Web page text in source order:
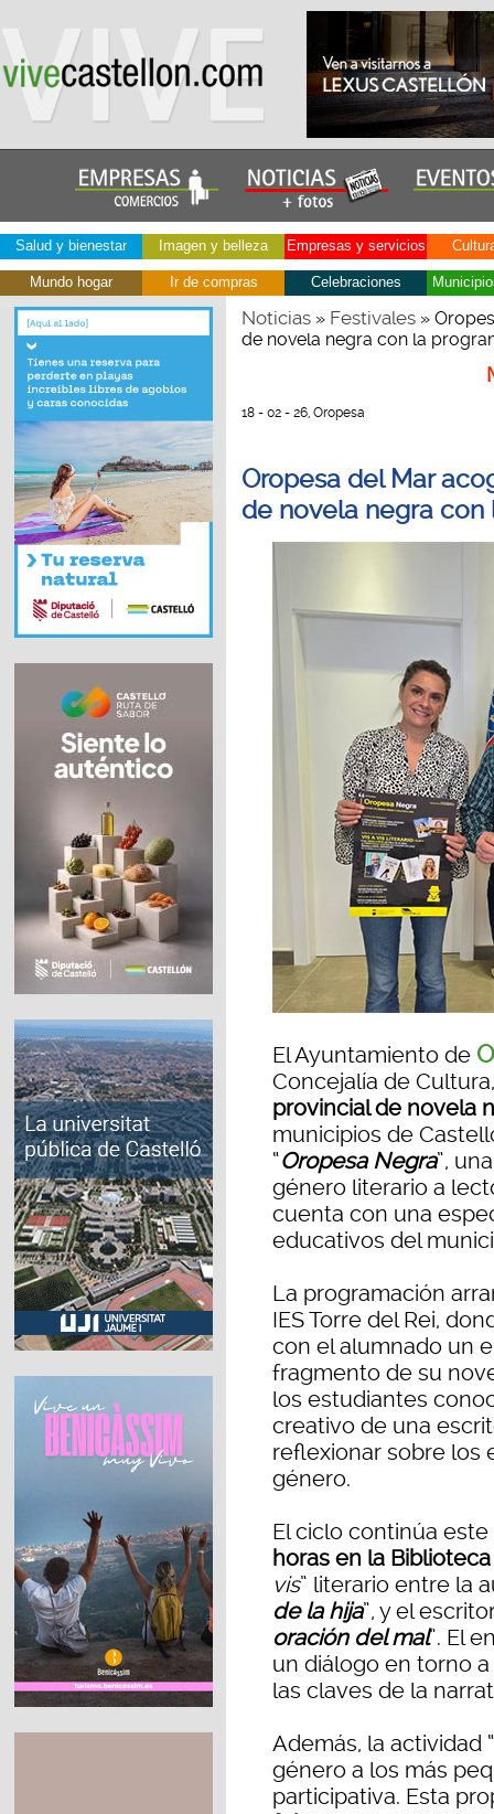
Salud y bienestar Imagen y belleza Empresas y servicios
Mundo hogar Ir de compras Celebraciones
Noticias» Festivales»
de novela negra con la
18 - 02 - 26, Oropesa
Oropesa del Mar
de novela negra con
El Ayuntamiento de
Concejalía de
provincial de novela
municipios de
“Oropesa Negra”,
género literario a
cuenta con una
educativos del
La programación
IES Torre del Rei,
con el alumnado un
fragmento de su
los estudiantes
creativo de una
reflexionar sobre los
género.
El ciclo continúa
horas en la
vis” literario entre la
de la hija”, y el
oración del mal”. El
un diálogo en torno
las claves de la
Además, la actividad “
género a los más
participativa. Esta